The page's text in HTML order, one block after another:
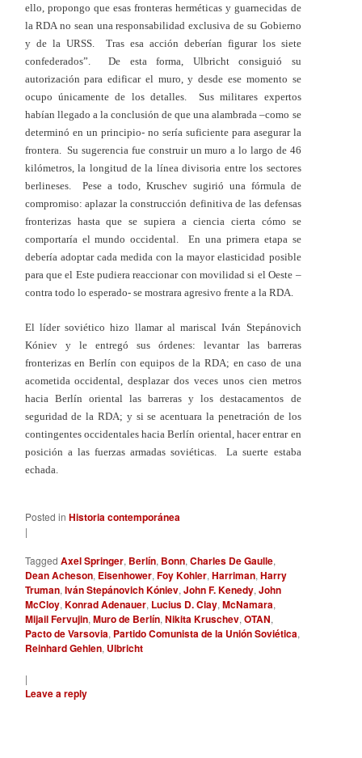
ello, propongo que esas fronteras herméticas y guarnecidas de
la RDA no sean una responsabilidad exclusiva de su Gobierno
y de la URSS. Tras esa acción deberían figurar los siete
confederados”. De esta forma, Ulbricht consiguió su
autorización para edificar el muro, y desde ese momento se
ocupo únicamente de los detalles. Sus militares expertos
habían llegado a la conclusión de que una alambrada –como se
determinó en un principio- no sería suficiente para asegurar la
frontera. Su sugerencia fue construir un muro a lo largo de 46
kilómetros, la longitud de la línea divisoria entre los sectores
berlineses. Pese a todo, Kruschev sugirió una fórmula de
compromiso: aplazar la construcción definitiva de las defensas
fronterizas hasta que se supiera a ciencia cierta cómo se
comportaría el mundo occidental. En una primera etapa se
debería adoptar cada medida con la mayor elasticidad posible
para que el Este pudiera reaccionar con movilidad si el Oeste –
contra todo lo esperado- se mostrara agresivo frente a la RDA.
El líder soviético hizo llamar al mariscal Iván Stepánovich
Kóniev y le entregó sus órdenes: levantar las barreras
fronterizas en Berlín con equipos de la RDA; en caso de una
acometida occidental, desplazar dos veces unos cien metros
hacia Berlín oriental las barreras y los destacamentos de
seguridad de la RDA; y si se acentuara la penetración de los
contingentes occidentales hacia Berlín oriental, hacer entrar en
posición a las fuerzas armadas soviéticas. La suerte estaba
echada.
Posted in Historia contemporánea
|
Tagged Axel Springer, Berlín, Bonn, Charles De Gaulle,
Dean Acheson, Eisenhower, Foy Kohler, Harriman, Harry
Truman, Iván Stepánovich Kóniev, John F. Kenedy, John
McCloy, Konrad Adenauer, Lucius D. Clay, McNamara,
Mijail Fervujin, Muro de Berlín, Nikita Kruschev, OTAN,
Pacto de Varsovia, Partido Comunista de la Unión Soviética,
Reinhard Gehlen, Ulbricht
|
Leave a reply